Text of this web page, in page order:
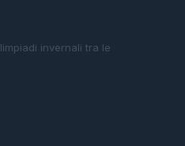
invernali tra le